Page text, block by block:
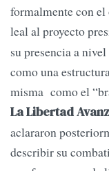
formalmente con
leal al proyecto
su presencia a
como una
misma como el
La Libertad
aclararon
describir su